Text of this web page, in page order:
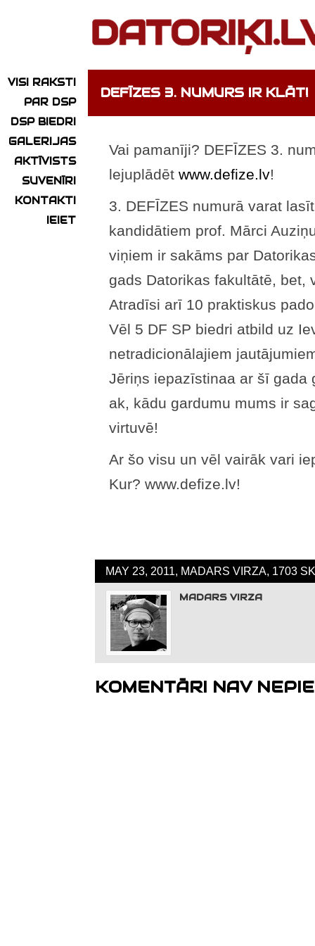
VISI RAKSTI
PAR DSP
DSP BIEDRI
GALERIJAS
AKTĪVISTS
SUVENĪRI
KONTAKTI
IEIET
DEFĪZES 3. NUMURS IR KLĀT!
Vai pamanīji? DEFĪZES 3.
lejuplādēt www.defize.lv!
3. DEFĪZES numurā varat
kandidātiem prof. Mārci
viņiem ir sakāms par
gads Datorikas fakultātē, bet,
Atradīsi arī 10 praktiskus
Vēl 5 DF SP biedri atbild uz
netradicionālajiem
Jēriņs iepazīstinaa ar šī gada
ak, kādu gardumu mums ir
virtuvē!
Ar šo visu un vēl vairāk vari
Kur? www.defize.lv!
MAY 23, 2011, MADARS VIRZA, 1703
MADARS VIRZA
KOMENTĀRI NAV